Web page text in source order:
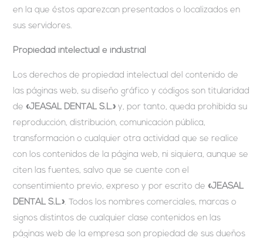
en la que éstos aparezcan presentados o localizados en
sus servidores.
Propiedad intelectual e industrial
Los derechos de propiedad intelectual del contenido de
las páginas web, su diseño gráfico y códigos son titularidad
de«JEASAL DENTAL S.L.» y, por tanto, queda prohibida su
reproducción, distribución, comunicación pública,
transformación o cualquier otra actividad que se realice
con los contenidos de la página web, ni siquiera, aunque se
citen las fuentes, salvo que se cuente con el
consentimiento previo, expreso y por escrito de«JEASAL
DENTAL S.L.». Todos los nombres comerciales, marcas o
signos distintos de cualquier clase contenidos en las
páginas web de la empresa son propiedad de sus dueños